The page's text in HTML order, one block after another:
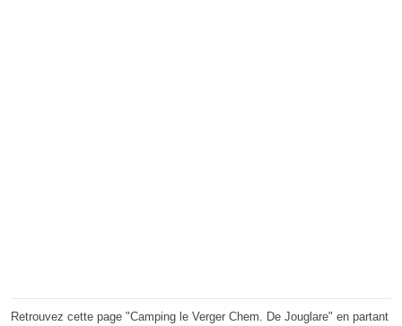
Retrouvez cette page "Camping le Verger Chem. De Jouglare" en partant